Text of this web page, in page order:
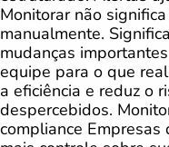
Monitorar não
manualmente.
mudanças
equipe para o que
a eficiência e reduz o
despercebidos.
compliance